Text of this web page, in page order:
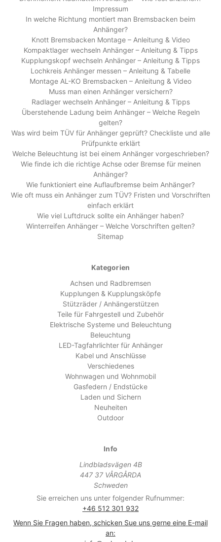
Impressum
In welche Richtung montiert man Bremsbacken beim
Anhänger?
Knott Bremsbacken Montage – Anleitung & Video
Kompaktlager wechseln Anhänger – Anleitung & Tipps
Kupplungskopf wechseln Anhänger – Anleitung & Tipps
Lochkreis Anhänger messen – Anleitung & Tabelle
Montage AL-KO Bremsbacken – Anleitung & Video
Muss man einen Anhänger versichern?
Radlager wechseln Anhänger – Anleitung & Tipps
Überstehende Ladung beim Anhänger – Welche Regeln
gelten?
Was wird beim TÜV für Anhänger geprüft? Checkliste und alle
Prüfpunkte erklärt
Welche Beleuchtung ist bei einem Anhänger vorgeschrieben?
Wie finde ich die richtige Achse oder Bremse für meinen
Anhänger?
Wie funktioniert eine Auflaufbremse beim Anhänger?
Wie oft muss ein Anhänger zum TÜV? Fristen und Vorschriften
einfach erklärt
Wie viel Luftdruck sollte ein Anhänger haben?
Winterreifen Anhänger – Welche Vorschriften gelten?
Sitemap
Kategorien
Achsen und Radbremsen
Kupplungen & Kupplungsköpfe
Stützräder / Anhängerstützen
Teile für Fahrgestell und Zubehör
Elektrische Systeme und Beleuchtung
Beleuchtung
LED-Tagfahrlichter für Anhänger
Kabel und Anschlüsse
Verschiedenes
Wohnwagen und Wohnmobil
Gasfedern / Endstücke
Laden und Sichern
Neuheiten
Outdoor
Info
Lindbladsvägen 4B
447 37 VÅRGÅRDA
Schweden
Sie erreichen uns unter folgender Rufnummer:
+46 512 301 932
Wenn Sie Fragen haben, schicken Sue uns gerne eine E-mail
an: